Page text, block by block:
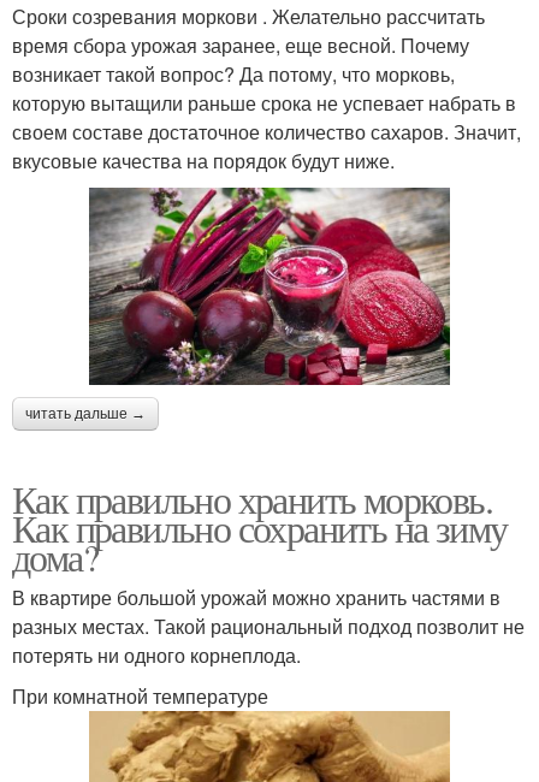
Сроки созревания моркови . Желательно рассчитать
время сбора урожая заранее, еще весной. Почему
возникает такой вопрос? Да потому, что морковь,
которую вытащили раньше срока не успевает набрать в
своем составе достаточное количество сахаров. Значит,
вкусовые качества на порядок будут ниже.
читать дальше →
Как правильно хранить морковь.
Как правильно сохранить на зиму
дома?
В квартире большой урожай можно хранить частями в
разных местах. Такой рациональный подход позволит не
потерять ни одного корнеплода.
При комнатной температуре